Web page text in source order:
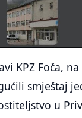
KPZ Foča,
smještaj
u